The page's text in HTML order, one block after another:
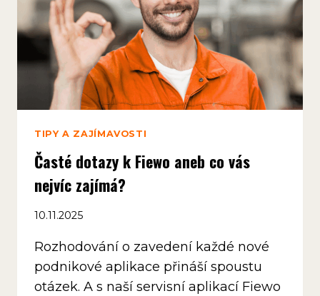
PŘEKONAT
TIPY A ZAJÍMAVOSTI
Časté dotazy k Fiewo aneb co vás
nejvíc zajímá?
10.11.2025
Rozhodování o zavedení každé nové
podnikové aplikace přináší spoustu
otázek. A s naší servisní aplikací Fiewo